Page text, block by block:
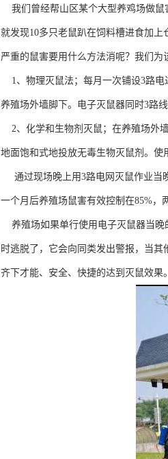
我们曾经帮山区某个大型养鸡场做鼠
就发现10多只老鼠趴在饲料槽进食加
严重的鼠害要用什么方法消呢？我们为
1、物理灭鼠法；每月一次铺设3路电
养殖场外墙脚下。电子灭鼠器同时3路
2、化学和生物剂灭鼠；在养殖场外
地面饱和式地投放无毒生物灭鼠剂。使
通过现场晚上用3路电网灭鼠作业当
一个月后养殖场鼠害有效控制在85%，
养殖场如果单行使用电子灭鼠器当晚
时逃脱了，它会向同类发出警报，当
齐下才能、安全、快捷的达到灭鼠效果。